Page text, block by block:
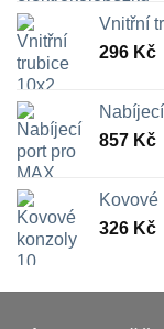
Vnitřní
296 Kč
857 Kč
Kovové
326 Kč